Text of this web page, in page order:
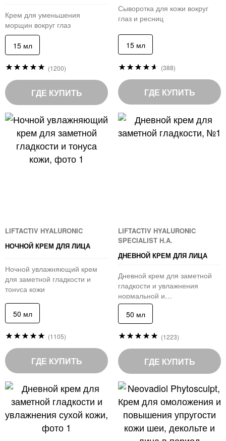
Крем для уменьшения
морщин вокруг глаз
15 мл
Рейтинг:
of
100
(1200)
ГДЕ КУПИТЬ
Сыворотка для кожи вокруг
глаз и ресниц
15 мл
Рейтинг:
of
100
(388)
ГДЕ КУПИТЬ
LIFTACTIV HYALURONIC
НОЧНОЙ КРЕМ ДЛЯ ЛИЦА
Ночной увлажняющий крем
для заметной гладкости и
тонуса кожи
50 мл
Рейтинг:
of
100
(1105)
ГДЕ КУПИТЬ
LIFTACTIV HYALURONIC
SPECIALIST H.A.
ДНЕВНОЙ КРЕМ ДЛЯ ЛИЦА
Дневной крем для заметной
гладкости и увлажнения
нормальной и
комбинированной кожи
50 мл
Рейтинг:
of
100
(1223)
ГДЕ КУПИТЬ